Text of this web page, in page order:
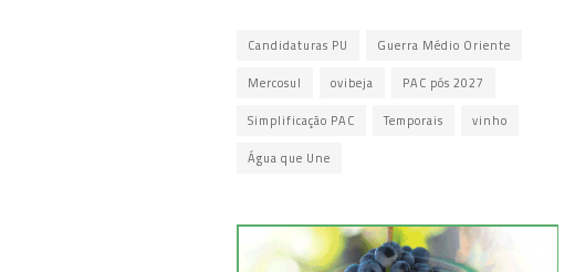
Candidaturas PU Guerra Médio Oriente
Mercosul ovibeja PAC pós 2027
Simplificação PAC Temporais vinho
Água que Une